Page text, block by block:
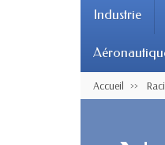
Industrie
Accueil